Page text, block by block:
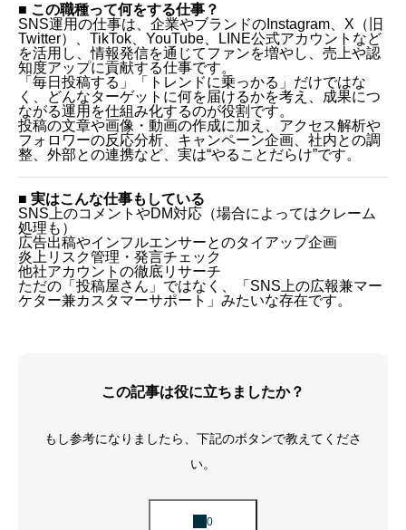
■ この職種って何をする仕事？
SNS運用の仕事は、企業やブランドのInstagram、X（旧
Twitter）、TikTok、YouTube、LINE公式アカウントなど
を活用し、情報発信を通じてファンを増やし、売上や認
知度アップに貢献する仕事です。
「毎日投稿する」「トレンドに乗っかる」だけではな
く、どんなターゲットに何を届けるかを考え、成果につ
ながる運用を仕組み化するのが役割です。
投稿の文章や画像・動画の作成に加え、アクセス解析や
フォロワーの反応分析、キャンペーン企画、社内との調
整、外部との連携など、実は“やることだらけ”です。
■ 実はこんな仕事もしている
SNS上のコメントやDM対応（場合によってはクレーム
処理も）
広告出稿やインフルエンサーとのタイアップ企画
炎上リスク管理・発言チェック
他社アカウントの徹底リサーチ
ただの「投稿屋さん」ではなく、「SNS上の広報兼マー
ケター兼カスタマーサポート」みたいな存在です。
この記事は役に立ちましたか？
もし参考になりましたら、下記のボタンで教えてくださ
い。